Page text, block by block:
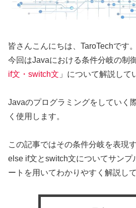
皆さんこんにちは、TaroTechです。
今回はJavaにおける条件分岐の制
if文・switch文 」について解説して
Javaのプログラミングをしていく
く使用します。
この記事ではその条件分岐を表現
else if文とswitch文についてサンプ
ートを用いてわかりやすく解説し